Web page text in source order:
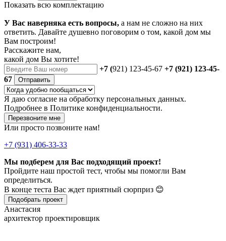
Показать всю комплектацию
У Вас наверняка есть вопросы, а нам не сложно на них
ответить. Давайте душевно поговорим о том, какой дом мы
Вам построим!
Расскажите нам,
какой дом Вы хотите!
+7 (921) 123-45-67 +7 (921) 123-45-
67
Отправить
Я даю согласие на обработку персональных данных.
Подробнее в Политике конфиденциальности.
Перезвоните мне
Или просто позвоните нам!
+7 (931) 406-33-33
Мы подберем для Вас подходящий проект!
Пройдите наш простой тест, чтобы мы помогли Вам
определиться.
В конце теста Вас ждет приятный сюрприз 😊
Подобрать проект
Анастасия
архитектор проектировщик